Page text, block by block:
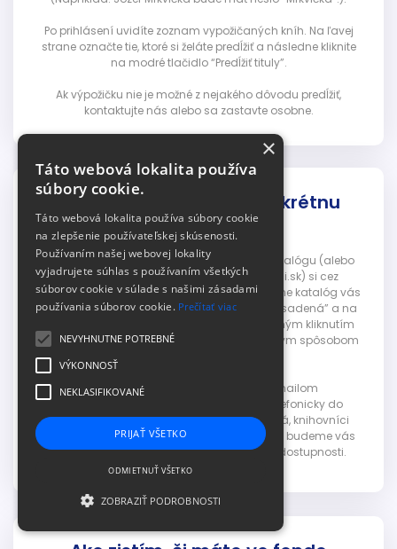
Po prihlásení uvidíte zoznam vypožičaných kníh. Na ľavej
strane označte tie, ktoré si želáte predĺžiť a následne kliknite
na modré tlačidlo “Predĺžiť tituly”.
Ak výpožičku nie je možné z nejakého dôvodu predĺžiť,
kontaktujte nás alebo sa zastavte osobne.
Môžem si rezervovať konkrétnu
knihu?
Po prihlásení sa do svojho konta v online katalógu (alebo
prostredníctvom webstránky sezk.dawinci.sk) si cez
“vyhľadávanie” nájdete konkrétnu knihu. Online katalóg vás
informuje, či je daná kniha “voľná” alebo “obsadená” a na
základe toho si môžete obsadenú knihu jedným kliknutím
rezervovať. V prípade, že je voľná, si ju rovnakým spôsobom
Rezervovať knihu je takisto možné e-mailom
(kniznica@zahorskakniznica.eu) alebo telefonicky do
príslušného oddelenia. Ak je kniha dostupná, knihovníci
vám ju odložia. Ak ju má požičaný iný čitateľ, budeme vás
prostredníctvom e-mailu informovať o jej dostupnosti.
×
Táto webová lokalita používa
súbory cookie.
Táto webová lokalita používa súbory cookie
na zlepšenie používateľskej skúsenosti.
Používaním našej webovej lokality
vyjadrujete súhlas s používaním všetkých
súborov cookie v súlade s našimi zásadami
používania súborov cookie. Prečítať viac
NEVYHNUTNE POTREBNÉ
VÝKONNOSŤ
NEKLASIFIKOVANÉ
PRIJAŤ VŠETKO
ODMIETNUŤ VŠETKO
ZOBRAZIŤ PODROBNOSTI